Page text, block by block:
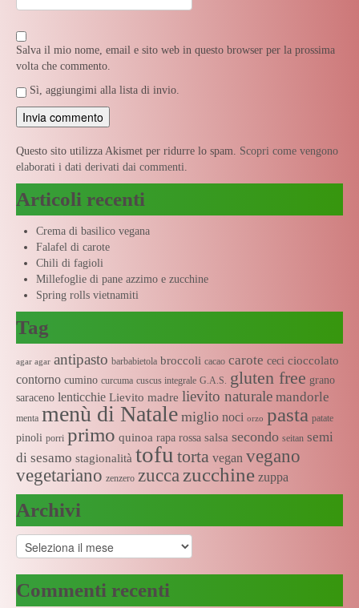
Salva il mio nome, email e sito web in questo browser per la prossima
volta che commento.
Sì, aggiungimi alla lista di invio.
Questo sito utilizza Akismet per ridurre lo spam. Scopri come vengono
elaborati i dati derivati dai commenti
Articoli recenti
Crema di basilico vegana
Falafel di carote
Chili di fagioli
Millefoglie di pane azzimo e zucchine
Spring rolls vietnamiti
Tag
agar agar antipasto barbabietola broccoli cacao carote ceci cioccolato
contorno cumino curcuma cuscus integrale G.A.S. gluten free grano
saraceno lenticchie Lievito madre lievito naturale mandorle
menta menù di Natale miglio noci orzo pasta patate
pinoli porri primo quinoa rapa rossa salsa secondo seitan semi
di sesamo stagionalità tofu torta vegan vegano
vegetariano zenzero zucca zucchine zuppa
Archivi
Archivi
Commenti recenti